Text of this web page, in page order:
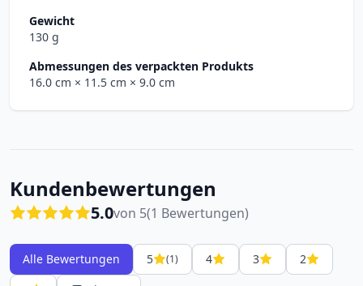
Gewicht
130 g
Abmessungen des verpackten Produkts
16.0 cm × 11.5 cm × 9.0 cm
Kundenbewertungen
5.0von 5(1 Bewertungen)
Alle Bewertungen 5 (1) 4 3
2